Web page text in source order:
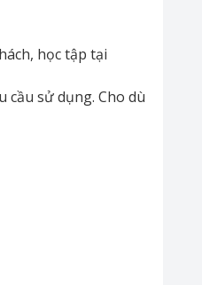
học tập tại
sử dụng. Cho dù